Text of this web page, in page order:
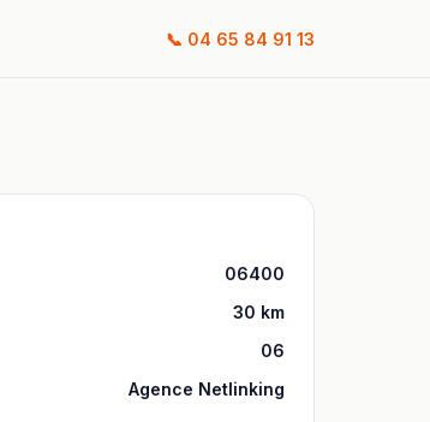
📞 04 65 84 91 13
06400
30 km
06
Agence Netlinking